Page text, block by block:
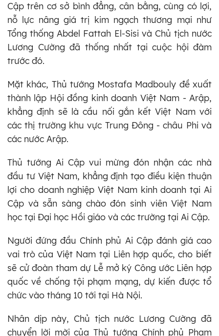
Cập trên cơ sở bình đẳng, cân bằng, cùng có lợi,
nỗ lực nâng giá trị kim ngạch thương mại như
Tổng thống Abdel Fattah El-Sisi và Chủ tịch nước
Lương Cường đã thống nhất tại cuộc hội đàm
trước đó.
Mặt khác, Thủ tướng Mostafa Madbouly đề xuất
thành lập Hội đồng kinh doanh Việt Nam - Arập,
khẳng định sẽ là cầu nối gắn kết Việt Nam với
các thị trường khu vực Trung Đông - châu Phi và
các nước Arập.
Thủ tướng Ai Cập vui mừng đón nhận các nhà
đầu tư Việt Nam, khẳng định tạo điều kiện thuận
lợi cho doanh nghiệp Việt Nam kinh doanh tại Ai
Cập và sẵn sàng chào đón sinh viên Việt Nam
học tại Đại học Hồi giáo và các trường tại Ai Cập.
Người đứng đầu Chính phủ Ai Cập đánh giá cao
vai trò của Việt Nam tại Liên hợp quốc, cho biết
sẽ cử đoàn tham dự Lễ mở ký Công ước Liên hợp
quốc về chống tội phạm mạng, dự kiến được tổ
chức vào tháng 10 tới tại Hà Nội.
Nhân dịp này, Chủ tịch nước Lương Cường đã
chuyển lời mời của Thủ tướng Chính phủ Phạm